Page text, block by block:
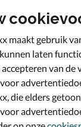
Plus
voor € 62,99
maakt gebruik
laten
van de
die elders